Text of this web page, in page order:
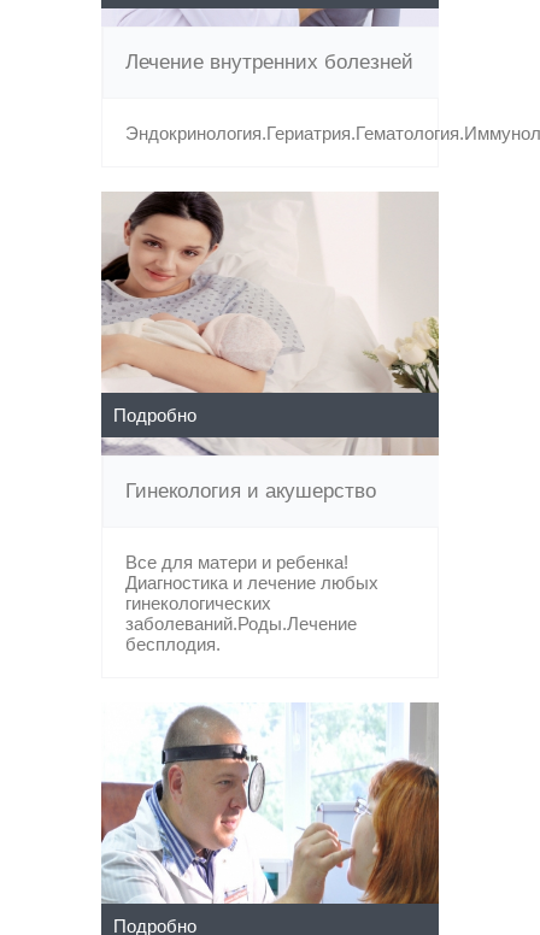
Лечение внутренних болезней
Подробно
Гинекология и акушерство
Все для матери и ребенка!
Диагностика и лечение любых
гинекологических
заболеваний.Роды.Лечение
бесплодия.
Подробно